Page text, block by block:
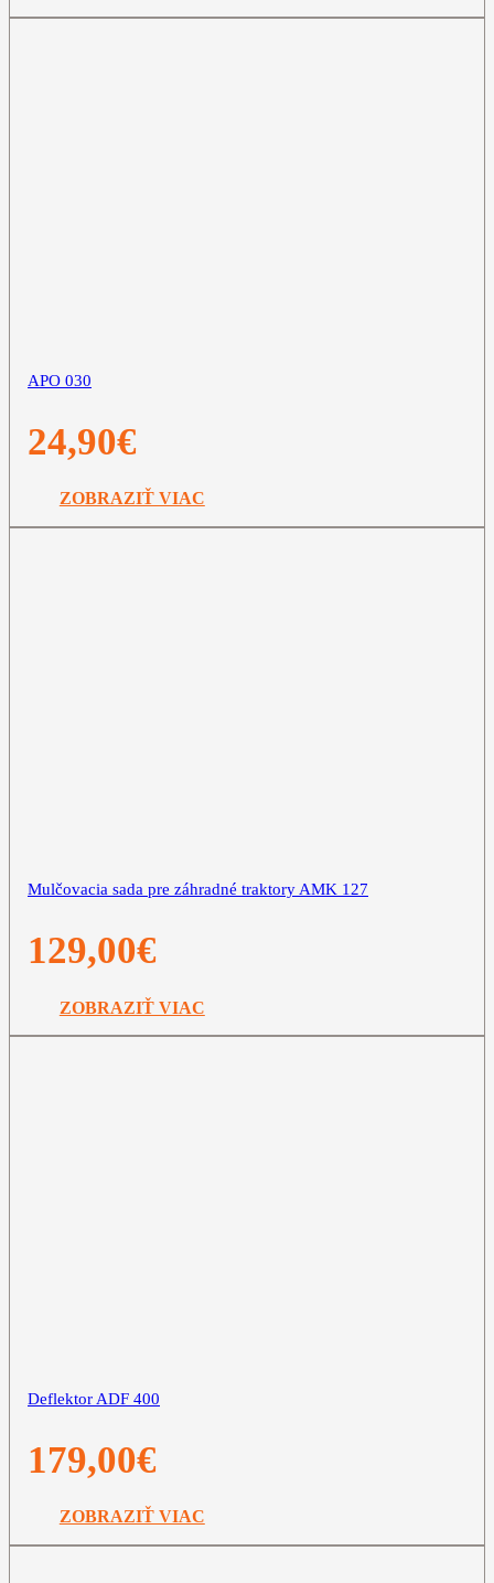
APO 030
24,90€
ZOBRAZIŤ VIAC
Mulčovacia sada pre záhradné traktory AMK 127
129,00€
ZOBRAZIŤ VIAC
Deflektor ADF 400
179,00€
ZOBRAZIŤ VIAC